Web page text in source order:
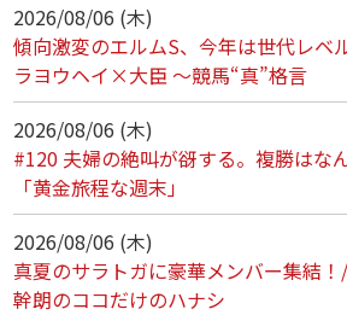
2026/08/06 (木)
傾向激変のエルムS、今年は世代レベ
ラヨウヘイ×大臣 ～競馬“真”格言
2026/08/06 (木)
#120 夫婦の絶叫が谺する。複勝はな
「黄金旅程な週末」
2026/08/06 (木)
真夏のサラトガに豪華メンバー集結
幹朗のココだけのハナシ